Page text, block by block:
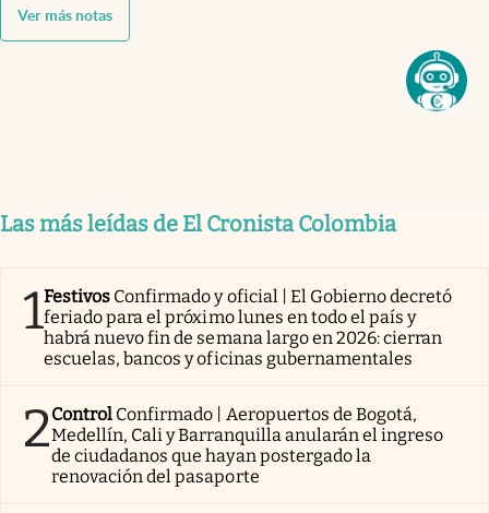
Ver más notas
Las más leídas de El Cronista Colombia
1Festivos Confirmado y oficial | El Gobierno decretó
feriado para el próximo lunes en todo el país y
habrá nuevo fin de semana largo en 2026: cierran
escuelas, bancos y oficinas gubernamentales
2Control Confirmado | Aeropuertos de Bogotá,
Medellín, Cali y Barranquilla anularán el ingreso
de ciudadanos que hayan postergado la
renovación del pasaporte